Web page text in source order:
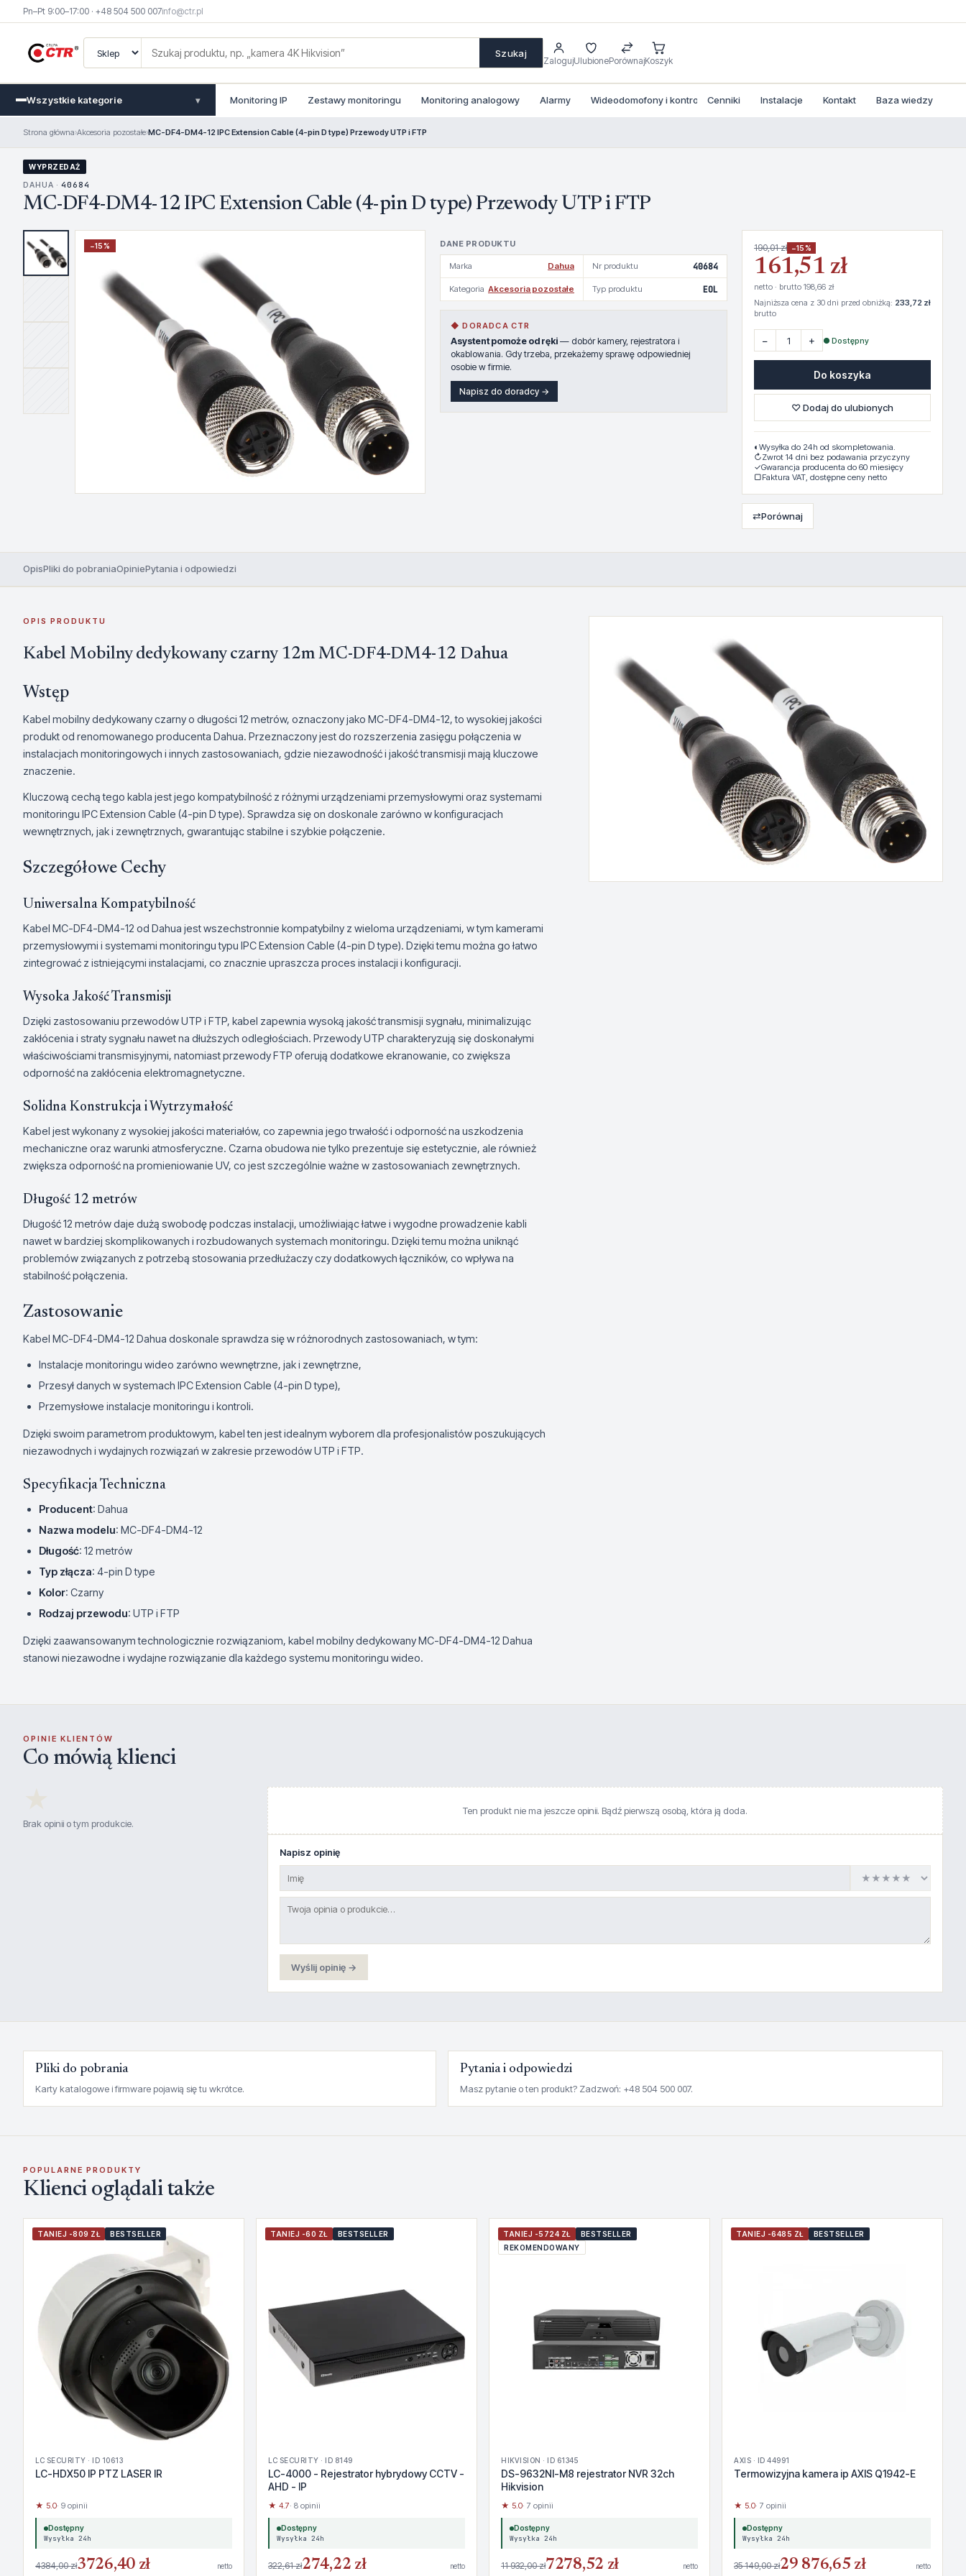
Pn–Pt 9:00–17:00 · +48 504 500 007info@ctr.pl
Szukaj
ZalogujUlubionePorównajKoszyk
Wszystkie kategorie ▾ Monitoring IP Zestawy monitoringu Monitoring analogowy Alarmy Wideodomofony i kontrola dostepu
Cenniki Instalacje Kontakt Baza wiedzy
Strona główna›Akcesoria pozostałe›MC-DF4-DM4-12 IPC Extension Cable (4-pin D type) Przewody UTP i FTP
WYPRZEDAŻ
DAHUA · 40684
MC-DF4-DM4-12 IPC Extension Cable (4-pin D type) Przewody UTP i FTP
−15% DANE PRODUKTU
Marka Dahua Nr produktu 40684
Kategoria Akcesoria pozostałe Typ produktu EOL
◆ DORADCA CTR
Asystent pomoże od ręki — dobór kamery, rejestratora i
okablowania. Gdy trzeba, przekażemy sprawę odpowiedniej
osobie w firmie.
Napisz do doradcy →
190,01 zł −15%
161,51 zł
netto · brutto 198,66 zł
Najniższa cena z 30 dni przed obniżką: 233,72 zł
brutto
− + ● Dostępny
Do koszyka
♡ Dodaj do ulubionych
◐ Wysyłka do 24h od skompletowania.
↻Zwrot 14 dni bez podawania przyczyny
✓Gwarancja producenta do 60 miesięcy
▢Faktura VAT, dostępne ceny netto
⇄Porównaj
OpisPliki do pobraniaOpiniePytania i odpowiedzi
OPIS PRODUKTU
Kabel Mobilny dedykowany czarny 12m MC-DF4-DM4-12 Dahua
Wstęp
Kabel mobilny dedykowany czarny o długości 12 metrów, oznaczony jako MC-DF4-DM4-12, to wysokiej jakości
produkt od renomowanego producenta Dahua. Przeznaczony jest do rozszerzenia zasięgu połączenia w
instalacjach monitoringowych i innych zastosowaniach, gdzie niezawodność i jakość transmisji mają kluczowe
znaczenie.
Kluczową cechą tego kabla jest jego kompatybilność z różnymi urządzeniami przemysłowymi oraz systemami
monitoringu IPC Extension Cable (4-pin D type). Sprawdza się on doskonale zarówno w konfiguracjach
wewnętrznych, jak i zewnętrznych, gwarantując stabilne i szybkie połączenie.
Szczegółowe Cechy
Uniwersalna Kompatybilność
Kabel MC-DF4-DM4-12 od Dahua jest wszechstronnie kompatybilny z wieloma urządzeniami, w tym kamerami
przemysłowymi i systemami monitoringu typu IPC Extension Cable (4-pin D type). Dzięki temu można go łatwo
zintegrować z istniejącymi instalacjami, co znacznie upraszcza proces instalacji i konfiguracji.
Wysoka Jakość Transmisji
Dzięki zastosowaniu przewodów UTP i FTP, kabel zapewnia wysoką jakość transmisji sygnału, minimalizując
zakłócenia i straty sygnału nawet na dłuższych odległościach. Przewody UTP charakteryzują się doskonałymi
właściwościami transmisyjnymi, natomiast przewody FTP oferują dodatkowe ekranowanie, co zwiększa
odporność na zakłócenia elektromagnetyczne.
Solidna Konstrukcja i Wytrzymałość
Kabel jest wykonany z wysokiej jakości materiałów, co zapewnia jego trwałość i odporność na uszkodzenia
mechaniczne oraz warunki atmosferyczne. Czarna obudowa nie tylko prezentuje się estetycznie, ale również
zwiększa odporność na promieniowanie UV, co jest szczególnie ważne w zastosowaniach zewnętrznych.
Długość 12 metrów
Długość 12 metrów daje dużą swobodę podczas instalacji, umożliwiając łatwe i wygodne prowadzenie kabli
nawet w bardziej skomplikowanych i rozbudowanych systemach monitoringu. Dzięki temu można uniknąć
problemów związanych z potrzebą stosowania przedłużaczy czy dodatkowych łączników, co wpływa na
stabilność połączenia.
Zastosowanie
Kabel MC-DF4-DM4-12 Dahua doskonale sprawdza się w różnorodnych zastosowaniach, w tym:
Instalacje monitoringu wideo zarówno wewnętrzne, jak i zewnętrzne,
Przesył danych w systemach IPC Extension Cable (4-pin D type),
Przemysłowe instalacje monitoringu i kontroli.
Dzięki swoim parametrom produktowym, kabel ten jest idealnym wyborem dla profesjonalistów poszukujących
niezawodnych i wydajnych rozwiązań w zakresie przewodów UTP i FTP.
Specyfikacja Techniczna
Producent: Dahua
Nazwa modelu: MC-DF4-DM4-12
Długość: 12 metrów
Typ złącza: 4-pin D type
Kolor: Czarny
Rodzaj przewodu: UTP i FTP
Dzięki zaawansowanym technologicznie rozwiązaniom, kabel mobilny dedykowany MC-DF4-DM4-12 Dahua
stanowi niezawodne i wydajne rozwiązanie dla każdego systemu monitoringu wideo.
OPINIE KLIENTÓW
Co mówią klienci
Brak opinii o tym produkcie.
Ten produkt nie ma jeszcze opinii. Bądź pierwszą osobą, która ją doda.
Napisz opinię
Wyślij opinię →
Pliki do pobrania
Karty katalogowe i firmware pojawią się tu wkrótce.
Pytania i odpowiedzi
Masz pytanie o ten produkt? Zadzwoń: +48 504 500 007.
POPULARNE PRODUKTY
Klienci oglądali także
TANIEJ -809 ZŁ BESTSELLER
LC SECURITY · ID 10613
LC-HDX50 IP PTZ LASER IR
★ 5.0· 9 opinii
Dostępny
Wysyłka 24h
4384,00 zł3726,40 zł netto
TANIEJ -60 ZŁ BESTSELLER
LC SECURITY · ID 8149
LC-4000 - Rejestrator hybrydowy CCTV -
AHD - IP
★ 4.7· 8 opinii
Dostępny
Wysyłka 24h
322,61 zł274,22 zł netto
TANIEJ -5724 ZŁ
BESTSELLER
REKOMENDOWANY
HIKVISION · ID 61345
DS-9632NI-M8 rejestrator NVR 32ch
Hikvision
★ 5.0· 7 opinii
Dostępny
Wysyłka 24h
11 932,00 zł7278,52 zł netto
TANIEJ -6485 ZŁ BESTSELLER
AXIS · ID 44991
Termowizyjna kamera ip AXIS Q1942-E
★ 5.0· 7 opinii
Dostępny
Wysyłka 24h
35 149,00 zł29 876,65 zł netto